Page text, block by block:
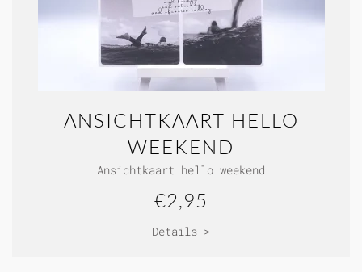
ANSICHTKAART HELLO
WEEKEND
Ansichtkaart hello weekend
€2,95
Details >